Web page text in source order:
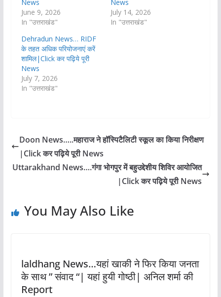
News
June 9, 2026
In "उत्तराखंड"
News
July 14, 2026
In "उत्तराखंड"
Dehradun News… RIDF
के तहत अधिक परियोजनाएं करें
शामिल|Click कर पढ़िये पूरी
News
July 7, 2026
In "उत्तराखंड"
Doon News…..महाराज ने हॉस्पिटैलिटी स्कूल का किया निरीक्षण
|Click कर पढ़िये पूरी News
Uttarakhand News….गंगा भोगपुर में बहुउद्देशीय शिविर आयोजित
|Click कर पढ़िये पूरी News
You May Also Like
laldhang News…यहां खाकी ने फिर किया जनता
के साथ ” संवाद “| यहां हुयी गोष्ठी| अनिल शर्मा की
Report